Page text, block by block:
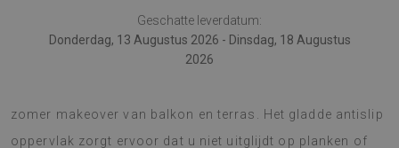
Geschatte leverdatum:
Donderdag, 13 Augustus 2026 - Dinsdag, 18 Augustus
2026
zomer makeover van balkon en terras. Het gladde antislip
oppervlak zorgt ervoor dat u niet uitglijdt op planken of